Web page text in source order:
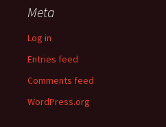
Meta
Log in
Entries feed
Comments feed
WordPress.org